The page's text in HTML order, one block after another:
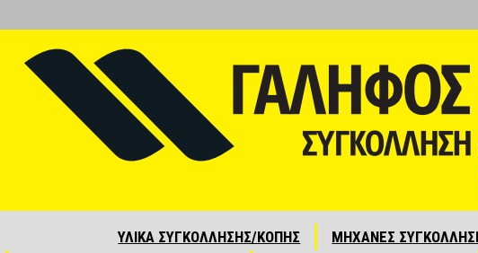
ΥΛΙΚΑ ΣΥΓΚΟΛΛΗΣΗΣ/ΚΟΠΗΣ ΜΗΧΑΝΕΣ